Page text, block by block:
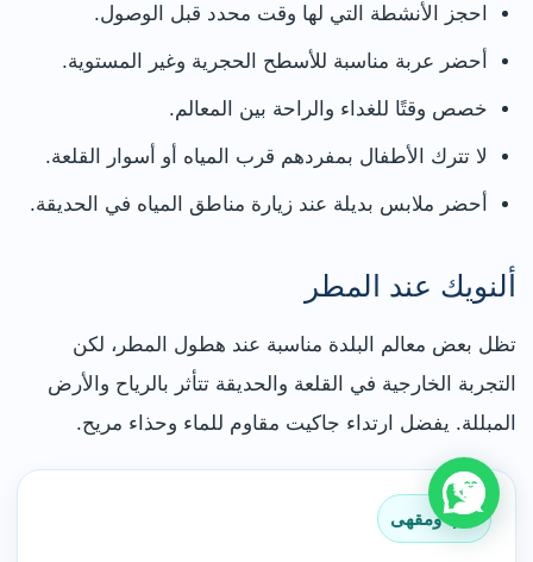
احجز الأنشطة التي لها وقت محدد قبل الوصول.
أحضر عربة مناسبة للأسطح الحجرية وغير المستوية.
خصص وقتًا للغداء والراحة بين المعالم.
لا تترك الأطفال بمفردهم قرب المياه أو أسوار القلعة.
أحضر ملابس بديلة عند زيارة مناطق المياه في الحديقة.
ألنويك عند المطر
تظل بعض معالم البلدة مناسبة عند هطول المطر، لكن
التجربة الخارجية في القلعة والحديقة تتأثر بالرياح والأرض
المبللة. يفضل ارتداء جاكيت مقاوم للماء وحذاء مريح.
كتب ومقهى